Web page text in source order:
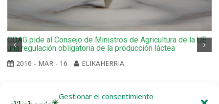
Gestionar el consentimiento
COAG pide al Consejo de Ministros de Agricultura de la UE
una regulación obligatoria de la producción láctea
2016 - MAR - 16
ELIKAHERRIA